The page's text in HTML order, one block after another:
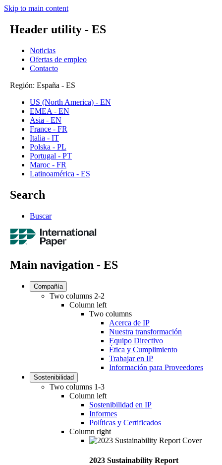
Skip to main content
Header utility - ES
Noticias
Ofertas de empleo
Contacto
Región: España - ES
US (North America) - EN
EMEA - EN
Asia - EN
France - FR
Italia - IT
Polska - PL
Portugal - PT
Maroc - FR
Latinoamérica - ES
Search
Buscar
Main navigation - ES
Compañía
Two columns 2-2
Column left
Two columns
Acerca de IP
Nuestra transformación
Equipo Directivo
Ética y Cumplimiento
Trabajar en IP
Información para Proveedores
Sostenibilidad
Two columns 1-3
Column left
Sostenibilidad en IP
Informes
Políticas y Certificados
Column right
2023 Sustainability Report